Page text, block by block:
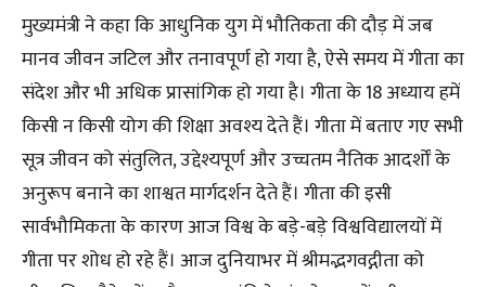
मुख्यमंत्री ने कहा कि आधुनिक युग में भौतिकता की दौड़ में जब
मानव जीवन जटिल और तनावपूर्ण हो गया है, ऐसे समय में गीता का
संदेश और भी अधिक प्रासांगिक हो गया है। गीता के 18 अध्याय हमें
किसी न किसी योग की शिक्षा अवश्य देते हैं। गीता में बताए गए सभी
सूत्र जीवन को संतुलित, उद्देश्यपूर्ण और उच्चतम नैतिक आदर्शों के
अनुरूप बनाने का शाश्वत मार्गदर्शन देते हैं। गीता की इसी
सार्वभौमिकता के कारण आज विश्व के बड़े-बड़े विश्वविद्यालयों में
गीता पर शोध हो रहे हैं। आज दुनियाभर में श्रीमद्भगवद्गीता को